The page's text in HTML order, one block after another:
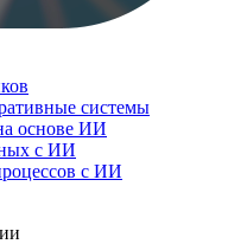
системы
основе ИИ
с ИИ
с ИИ